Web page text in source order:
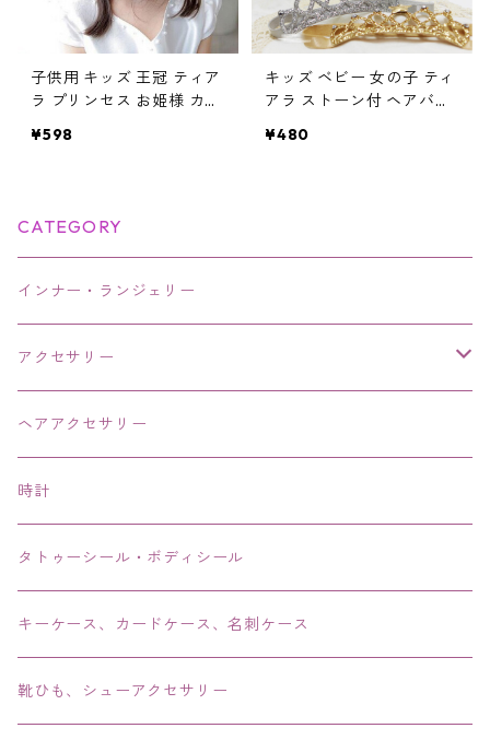
子供用 キッズ 王冠 ティア
ラ プリンセス お姫様 カチ
¥598
キッズ ベビー 女の子 ティ
アラ ストーン付 ヘアバン
ラメ
¥480
CATEGORY
インナー・ランジェリー
アクセサリー
ネックレス・チョーカー
ピアス・イヤリング・鼻ピアス
リング・指輪
ブレス・バングル・ブレスレット・腕輪
アンクレット
ヘアアクセサリー
時計
タトゥーシール・ボディシール
キーケース、カードケース、名刺ケース
靴ひも、シューアクセサリー